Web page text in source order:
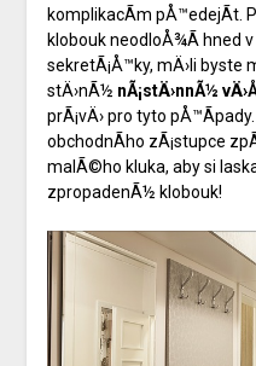
komplikacÃ­m pÅ™edejÃ­t.
klobouk neodloÅ¾Ã­ hned
sekretÃ¡Å™ky, mÄ›li byste
stÄ›nÃ½ nÃ¡stÄ›nnÃ½
prÃ¡vÄ› pro tyto
obchodnÃ­ho zÃ¡stupce
malÃ©ho kluka, aby si
zpropadenÃ½ klobouk!